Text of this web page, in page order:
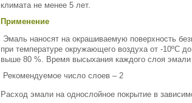
климата не менее 5 лет.
Применение
Эмаль наносят на окрашиваемую поверхность
при температуре окружающего воздуха от -10ºС
выше 80 %. Время высыхания каждого слоя
Рекомендуемое число слоев – 2
Расход эмали на однослойное покрытие в